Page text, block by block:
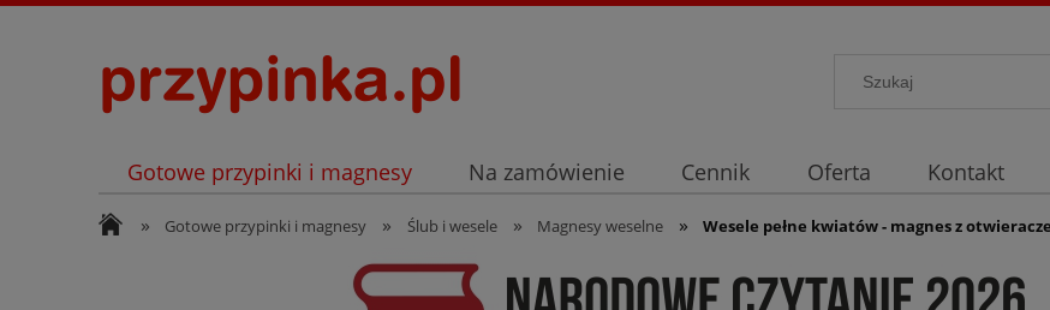
Gotowe przypinki i magnesy Na zamówienie Cennik Oferta Kontakt
Archiwum
Listopad
» Gotowe przypinki i magnesy » Ślub i wesele » Magnesy weselne » Wesele pełne kwiatów - magnes z